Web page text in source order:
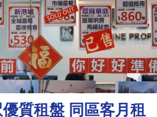
質租盤 同區客月租